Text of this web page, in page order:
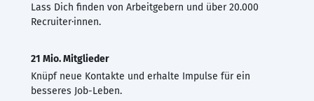
Lass Dich finden von Arbeitgebern und über 20.000
Recruiter·innen.
21 Mio. Mitglieder
Knüpf neue Kontakte und erhalte Impulse für ein
besseres Job-Leben.